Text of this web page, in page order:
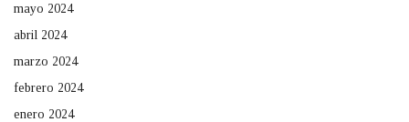
mayo 2024
abril 2024
marzo 2024
febrero 2024
enero 2024